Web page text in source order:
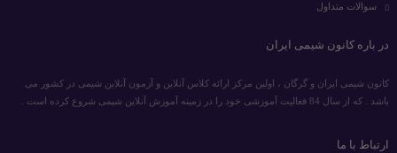
سوالات متداول
در باره کانون شیمی ایران
کانون شیمی ایران و گرگان ، اولین مرکز ارائه کلاس آنلاین و آزمون آنلاین شیمی در کشور می
باشد . که از سال 84 فعالیت آموزشی خود را در زمینه آموزش آنلاین شیمی شروع کرده است .
ارتباط با ما